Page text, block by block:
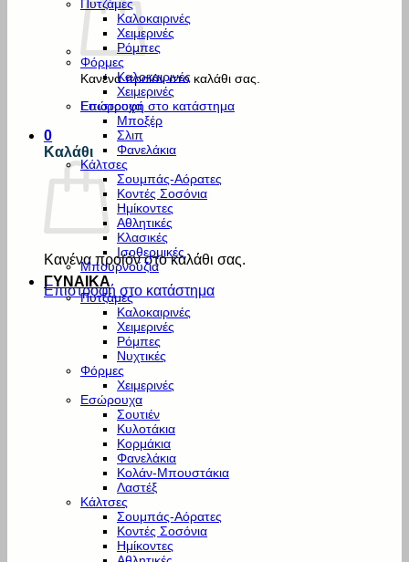
Κανένα προϊόν στο καλάθι σας.
Επιστροφή στο κατάστημα
0
Καλάθι
Κανένα προϊόν στο καλάθι σας.
Επιστροφή στο κατάστημα
Πυτζάμες
Καλοκαιρινές
Χειμερινές
Ρόμπες
Φόρμες
Καλοκαιρινές
Χειμερινές
Εσώρουχα
Μποξέρ
Σλιπ
Φανελάκια
Κάλτσες
Σουμπάς-Αόρατες
Κοντές Σοσόνια
Ημίκοντες
Αθλητικές
Κλασικές
Ισοθερμικές
Μπουρνούζια
ΓΥΝΑΙΚΑ
Πυτζάμες
Καλοκαιρινές
Χειμερινές
Ρόμπες
Νυχτικές
Φόρμες
Χειμερινές
Εσώρουχα
Σουτιέν
Κυλοτάκια
Κορμάκια
Φανελάκια
Κολάν-Μπουστάκια
Λαστέξ
Κάλτσες
Σουμπάς-Αόρατες
Κοντές Σοσόνια
Ημίκοντες